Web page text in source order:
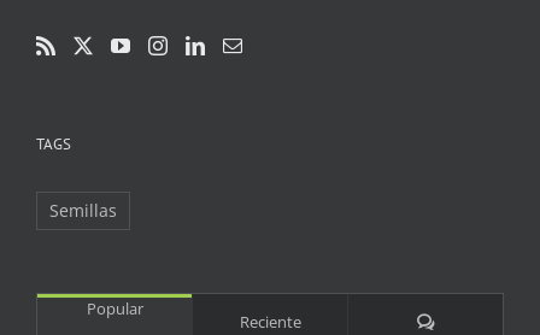
TAGS
Semillas
Popular
Reciente Comentarios